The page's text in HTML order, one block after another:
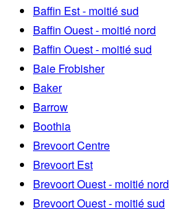
Baffin Est - moitié sud
Baffin Ouest - moitié nord
Baffin Ouest - moitié sud
Baie Frobisher
Baker
Barrow
Boothia
Brevoort Centre
Brevoort Est
Brevoort Ouest - moitié nord
Brevoort Ouest - moitié sud